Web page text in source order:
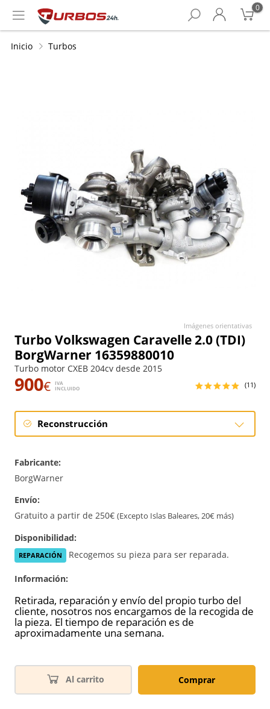
0
Inicio Turbos
Turbo Volkswagen Caravelle 2.0 (TDI)
BorgWarner 16359880010
Turbo motor CXEB 204cv desde 2015
900€
IVA
INCLUIDO
(11)
Reconstrucción
Fabricante:
BorgWarner
Envío:
Gratuito a partir de 250€ (Excepto Islas Baleares, 20€ más)
Disponibilidad:
REPARACIÓN Recogemos su pieza para ser reparada.
Información:
Retirada, reparación y envío del propio turbo del
cliente, nosotros nos encargamos de la recogida de
la pieza. El tiempo de reparación es de
aproximadamente una semana.
Al carrito Comprar
Imágenes orientativas